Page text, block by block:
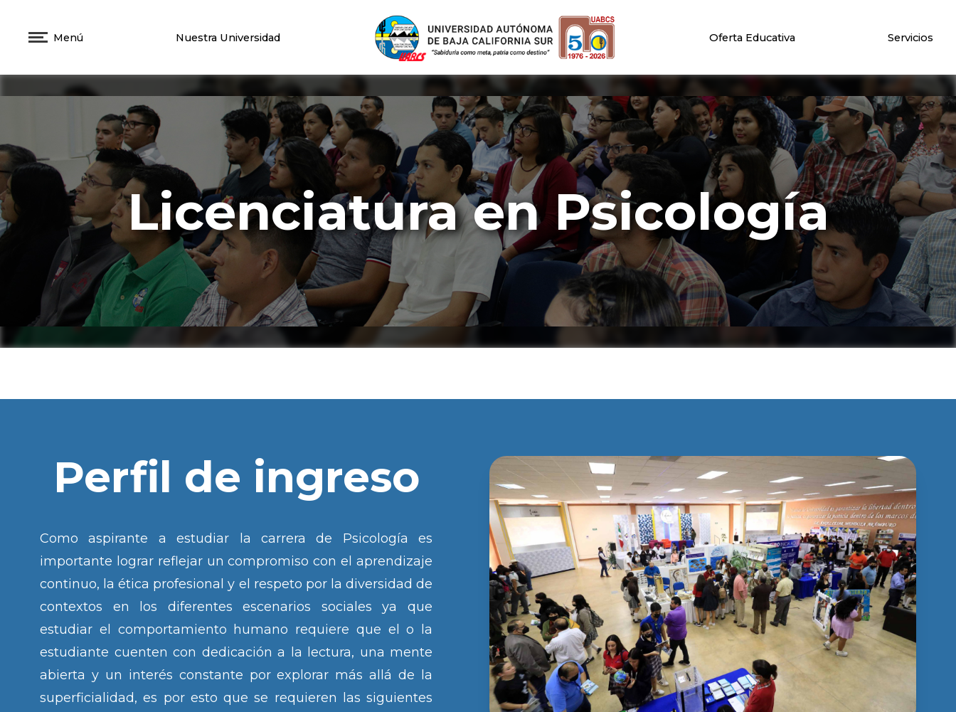
Menú Nuestra Universidad Oferta Educativa Servicios
Licenciatura en Psicología
Perfil de ingreso
Como aspirante a estudiar la carrera de Psicología es
importante lograr reflejar un compromiso con el aprendizaje
continuo, la ética profesional y el respeto por la diversidad de
contextos en los diferentes escenarios sociales ya que
estudiar el comportamiento humano requiere que el o la
estudiante cuenten con dedicación a la lectura, una mente
abierta y un interés constante por explorar más allá de la
superficialidad, es por esto que se requieren las siguientes